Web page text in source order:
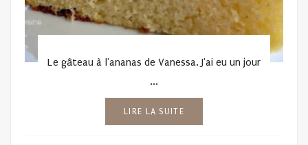
Le gâteau à l'ananas de Vanessa. J'ai eu un jour
...
LIRE LA SUITE